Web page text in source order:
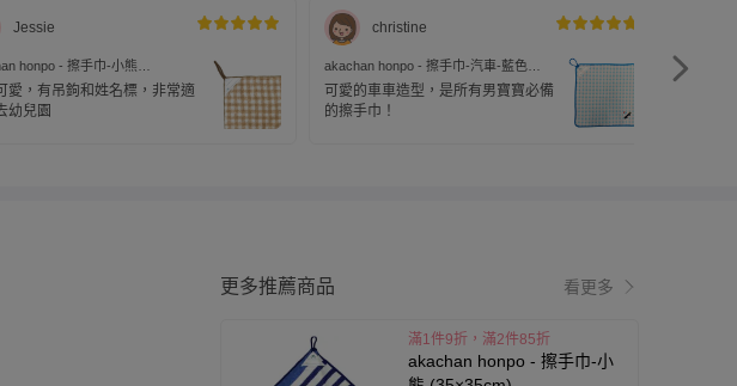
Jessie
honpo - 擦手巾-小熊
愛，有吊鉤和姓名標，非常適
幼兒園
christine
akachan honpo - 擦手巾-汽車-藍色
(34×34cm)
可愛的車車造型，是所有男寶寶必備
的擦手巾！
akachan
更多推薦商品 看更多
滿1件9折，滿2件85折
akachan honpo - 擦手巾-小